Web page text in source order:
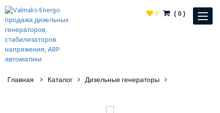
Toggle
0 (0)
Главная Каталог Дизельные генераторы